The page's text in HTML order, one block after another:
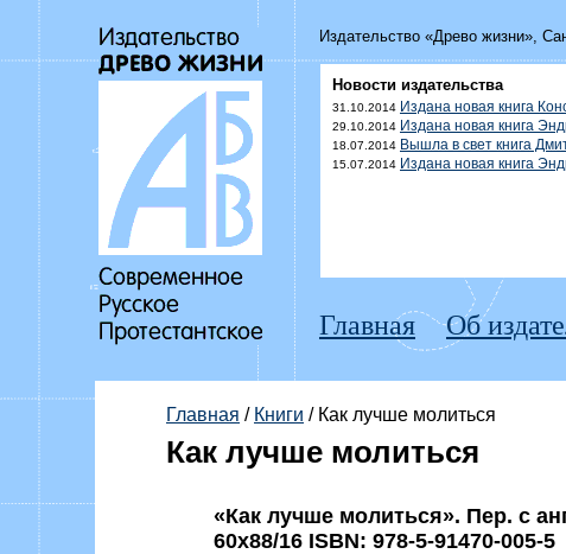
Издательство «Древо жизни»,
Новости издательства
31.10.2014 Издана новая книга
29.10.2014 Издана новая книга
18.07.2014 Вышла в свет книга
15.07.2014 Издана новая книга
Главная Об
Главная / Книги / Как лучше молиться
Как лучше молиться
«Как лучше молиться». Пер. с
60x88/16 ISBN: 978-5-91470-005-5